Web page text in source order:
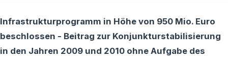
Infrastrukturprogramm in Höhe von 950 Mio. Euro
beschlossen - Beitrag zur Konjunkturstabilisierung
in den Jahren 2009 und 2010 ohne Aufgabe des